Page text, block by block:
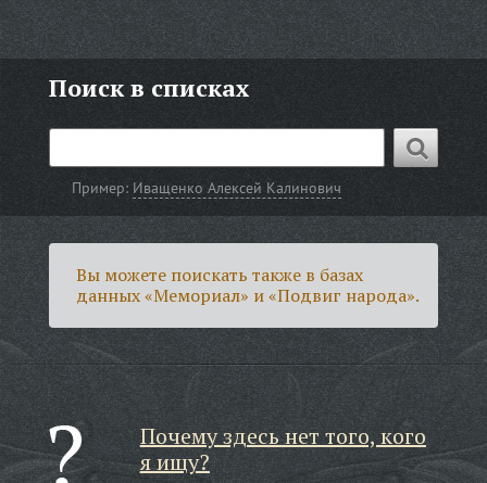
Поиск в списках
Пример: Иващенко Алексей Калинович
Вы можете поискать также в базах
данных «Мемориал» и «Подвиг народа».
Почему здесь нет того, кого
я ищу?